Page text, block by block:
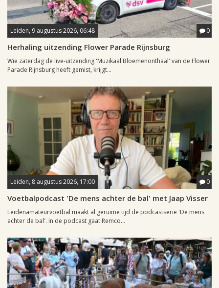
Leiden, 9 augustus 2026, 06:48 0
Herhaling uitzending Flower Parade Rijnsburg
Wie zaterdag de live-uitzending 'Muzikaal Bloemenonthaal' van de Flower
Parade Rijnsburg heeft gemist, krijgt...
Leiden, 8 augustus 2026, 17:00 0
Voetbalpodcast 'De mens achter de bal' met Jaap Visser
Leidenamateurvoetbal maakt al geruime tijd de podcastserie 'De mens
achter de bal'. In de podcast gaat Remco...